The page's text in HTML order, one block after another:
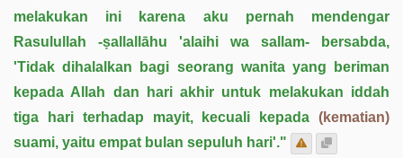
melakukan ini karena aku pernah mendengar
Rasulullah -ṣallallāhu 'alaihi wa sallam- bersabda,
'Tidak dihalalkan bagi seorang wanita yang beriman
kepada Allah dan hari akhir untuk melakukan iddah
tiga hari terhadap mayit, kecuali kepada (kematian)
suami, yaitu empat bulan sepuluh hari'."